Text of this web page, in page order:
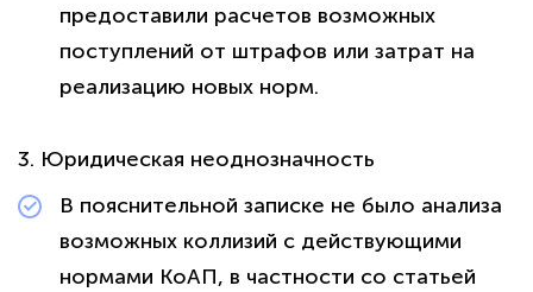
конфиденциальности сайта
предоставили расчетов возможных
поступлений от штрафов или затрат на
реализацию новых норм.
3. Юридическая неоднозначность
В пояснительной записке не было анализа
возможных коллизий с действующими
нормами КоАП, в частности со статьей